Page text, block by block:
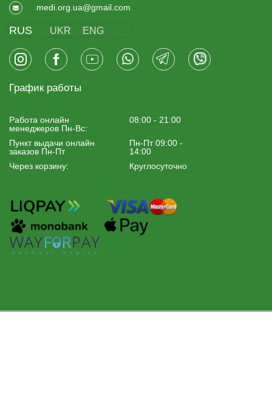
medi.org.ua@gmail.com
RUS UKR ENG
График работы
Работа онлайн
менеджеров Пн-Вс:
08:00 - 21:00
Пункт выдачи онлайн
заказов Пн-Пт
Пн-Пт 09:00 -
14:00
Через корзину:
Круглосуточно